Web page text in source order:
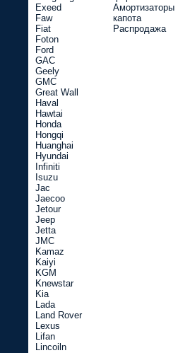
Exeed
Faw
Fiat
Foton
Ford
GAC
Geely
GMC
Great Wall
Haval
Hawtai
Honda
Hongqi
Huanghai
Hyundai
Infiniti
Isuzu
Jac
Jaecoo
Jetour
Jeep
Jetta
JMC
Kamaz
Kaiyi
KGM
Knewstar
Kia
Lada
Land Rover
Lexus
Lifan
Lincoiln
Амортизаторы
капота
Распродажа